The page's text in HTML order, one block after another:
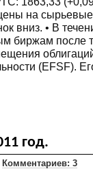
на
вниз. • В
биржам после
(EFSF).
год.
Комментариев: 3